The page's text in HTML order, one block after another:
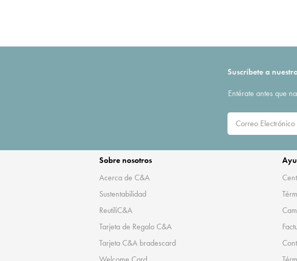
Suscríbete a
Entérate antes que
Sobre nosotros
Acerca de C&A
Sustentabilidad
ReutiliC&A
Tarjeta de Regalo C&A
Tarjeta C&A bradescard